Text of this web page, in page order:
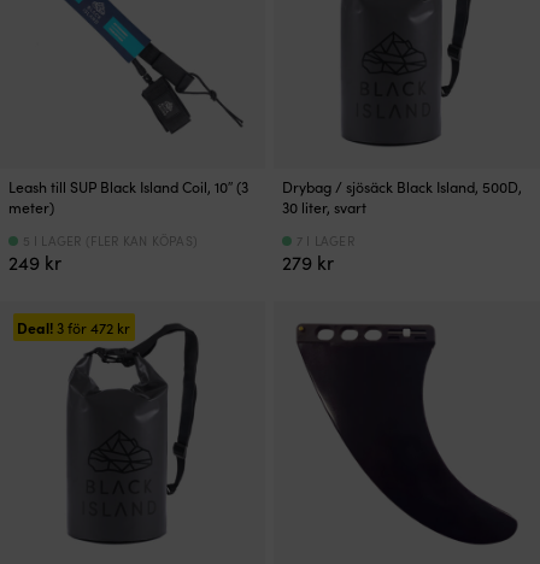
Leash till SUP Black Island Coil, 10″ (3
meter)
249 kr
5 I LAGER (FLER KAN KÖPAS)
Drybag / sjösäck Black Island, 500D,
30 liter, svart
279 kr
7 I LAGER
Deal!3 för472 kr